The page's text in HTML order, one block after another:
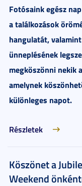
Fotósaink egész
a találkozások
hangulatát,
ünneplésének
megköszönni nekik
amelynek
különleges napot.
Részletek
Köszönet a
Weekend